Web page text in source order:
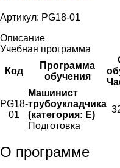
Артикул: PG18-01
Описание
Учебная программа
Код
Программа
обучения
PG18-
01
Машинист
трубоукладчика
(категория: E)
Подготовка
О программе